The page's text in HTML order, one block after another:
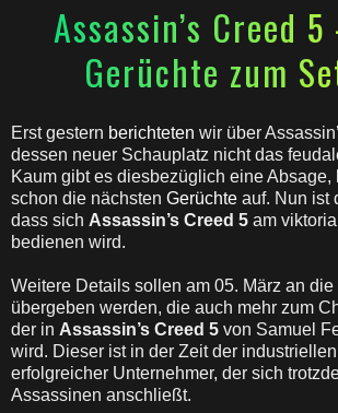
Assassin’s Creed
Gerüchte zum
Erst gestern berichteten wir über
dessen neuer Schauplatz nicht das
Kaum gibt es diesbezüglich eine Absage,
schon die nächsten Gerüchte auf. Nun ist
dass sich Assassin’s Creed 5 am
bedienen wird.
Weitere Details sollen am 05. März an die
übergeben werden, die auch mehr zum
der in Assassin’s Creed 5 von Samuel
wird. Dieser ist in der Zeit der
erfolgreicher Unternehmer, der sich
Assassinen anschließt.